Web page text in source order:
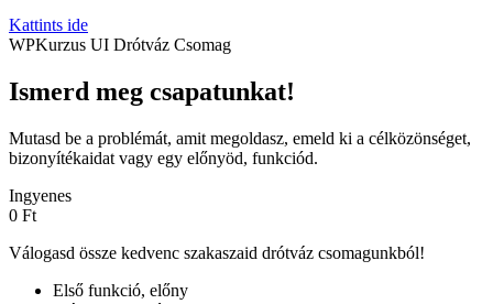
Kattints ide
WPKurzus UI Drótváz Csomag
Ismerd meg csapatunkat!
Mutasd be a problémát, amit megoldasz, emeld ki a célközönséget,
bizonyítékaidat vagy egy előnyöd, funkciód.
Ingyenes
0 Ft
Válogasd össze kedvenc szakaszaid drótváz csomagunkból!
Első funkció, előny